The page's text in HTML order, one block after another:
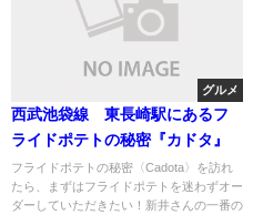
グルメ
西武池袋線 東長崎駅にあるフ
ライドポテトの秘密『カドタ』
フライドポテトの秘密〈Cadota〉を訪れ
たら、まずはフライドポテトを迷わずオー
ダーしていただきたい！新井さんの一番の